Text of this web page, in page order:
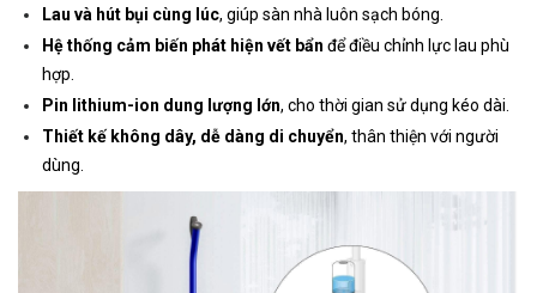
Lau và hút bụi cùng lúc, giúp sàn nhà luôn sạch bóng.
Hệ thống cảm biến phát hiện vết bẩn để điều chỉnh lực lau phù
hợp.
Pin lithium-ion dung lượng lớn, cho thời gian sử dụng kéo dài.
Thiết kế không dây, dễ dàng di chuyển, thân thiện với người
dùng.